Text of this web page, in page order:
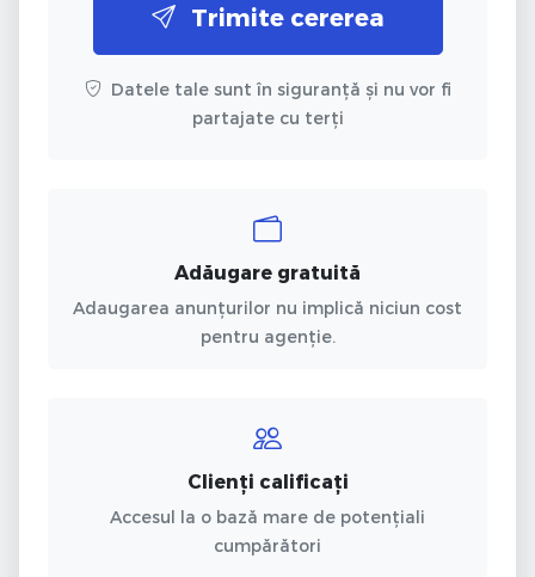
Trimite cererea
Datele tale sunt în siguranță și nu vor fi
partajate cu terți
Adăugare gratuită
Adaugarea anunțurilor nu implică niciun cost
pentru agenție.
Clienți calificați
Accesul la o bază mare de potențiali
cumpărători